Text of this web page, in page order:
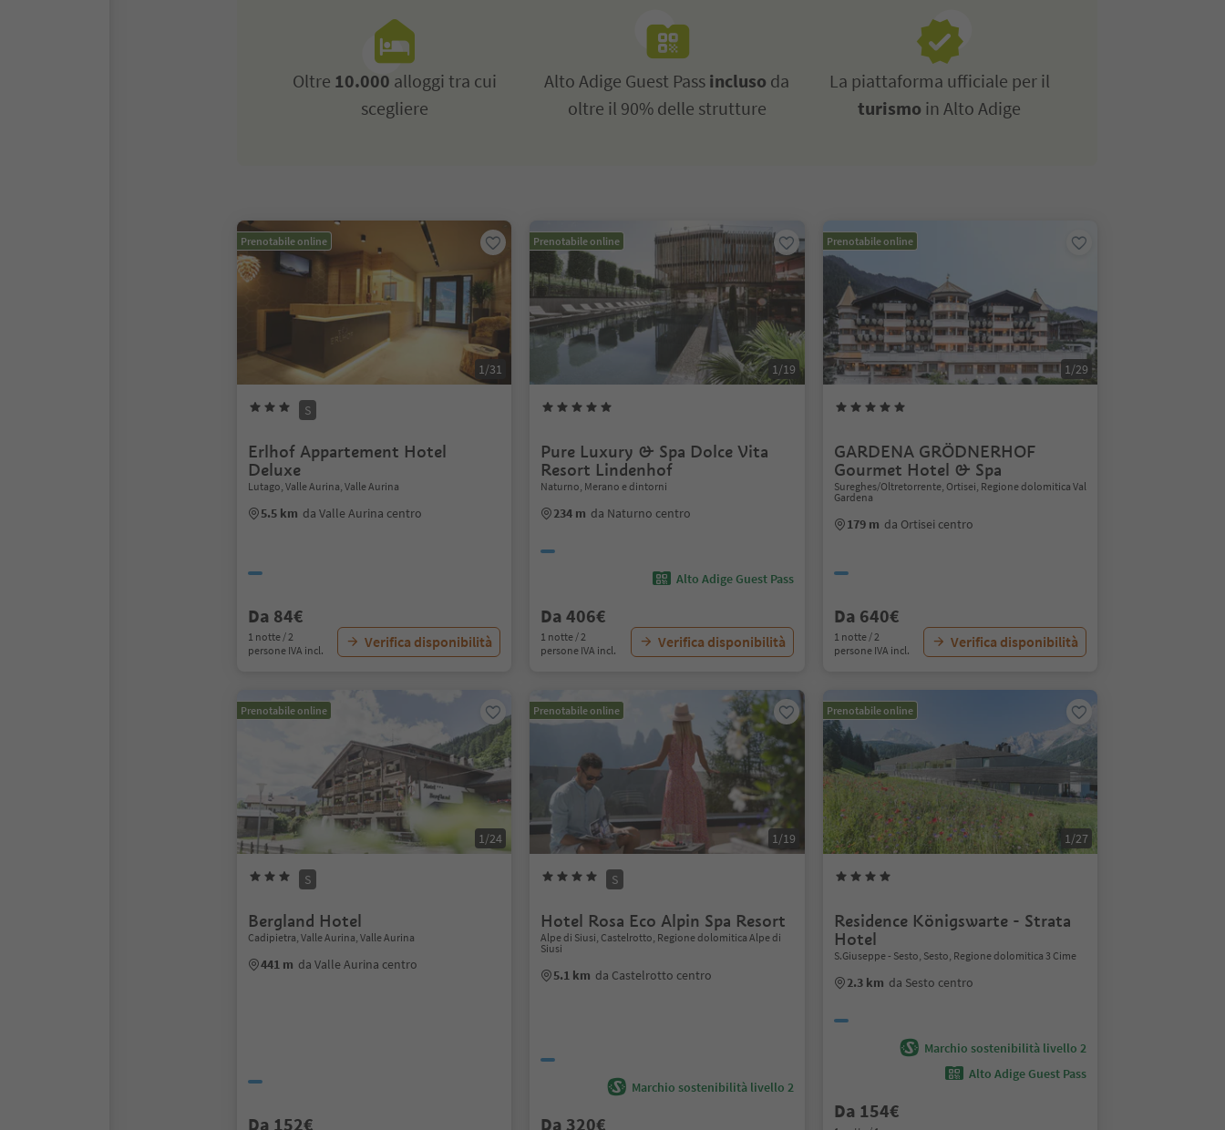
Oltre 10.000 alloggi tra cui
scegliere
Alto Adige Guest Pass incluso da
oltre il 90% delle strutture
La piattaforma ufficiale per il
turismo in Alto Adige
Prenotabile online
1/31
S
Erlhof Appartement Hotel
Deluxe
Lutago, Valle Aurina, Valle Aurina
5.5 km da Valle Aurina centro
Da 84€
1 notte / 2
persone IVA incl.
Verifica disponibilità
Prenotabile online
1/19
Pure Luxury & Spa Dolce Vita
Resort Lindenhof
Naturno, Merano e dintorni
234 m da Naturno centro
Alto Adige Guest Pass
Da 406€
1 notte / 2
persone IVA incl.
Verifica disponibilità
Prenotabile online
1/29
GARDENA GRÖDNERHOF
Gourmet Hotel & Spa
Sureghes/Oltretorrente, Ortisei, Regione dolomitica Val
Gardena
179 m da Ortisei centro
Da 640€
1 notte / 2
persone IVA incl.
Verifica disponibilità
Prenotabile online
1/24
S
Bergland Hotel
Cadipietra, Valle Aurina, Valle Aurina
441 m da Valle Aurina centro
Da 152€
Prenotabile online
1/19
S
Hotel Rosa Eco Alpin Spa Resort
Alpe di Siusi, Castelrotto, Regione dolomitica Alpe di
Siusi
5.1 km da Castelrotto centro
Marchio sostenibilità livello 2
Da 320€
Prenotabile online
1/27
Residence Königswarte - Strata
Hotel
S.Giuseppe - Sesto, Sesto, Regione dolomitica 3 Cime
2.3 km da Sesto centro
Marchio sostenibilità livello 2
Alto Adige Guest Pass
Da 154€